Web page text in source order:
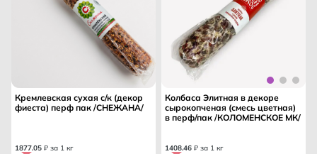
Кремлевская сухая с/к (декор
фиеста) перф пак /СНЕЖАНА/
1877.05 ₽ за 1 кг
Колбаса Элитная в декоре
сырокопченая (смесь цветная)
в перф/пак /КОЛОМЕНСКОЕ МК/
1408.46 ₽ за 1 кг